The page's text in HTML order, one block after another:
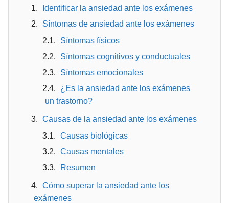
Identificar la ansiedad ante los exámenes
Síntomas de ansiedad ante los exámenes
Síntomas físicos
Síntomas cognitivos y conductuales
Síntomas emocionales
¿Es la ansiedad ante los exámenes
un trastorno?
Causas de la ansiedad ante los exámenes
Causas biológicas
Causas mentales
Resumen
Cómo superar la ansiedad ante los
exámenes